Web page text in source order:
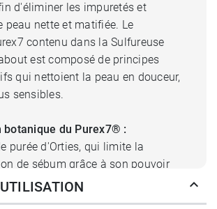
d'éliminer les impuretés et
peau nette et matifiée. Le
contenu dans la Sulfureuse
est composé de principes
qui nettoient la peau en douceur,
sensibles.
botanique du Purex7® :
purée d'Orties, qui limite la
de sébum grâce à son pouvoir